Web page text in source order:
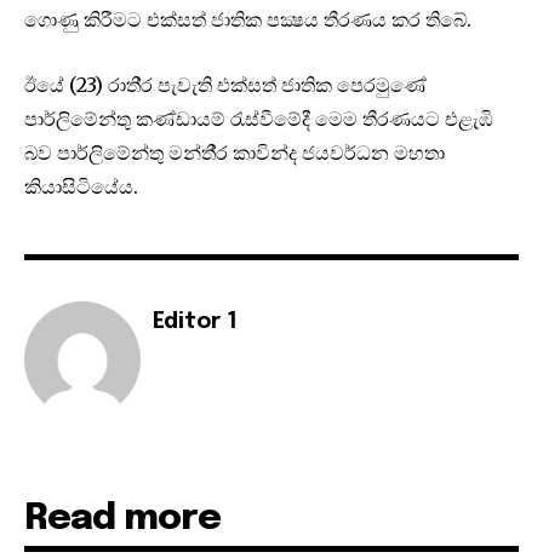
ගොණු කිරීමට එක්සත් ජාතික පක්‍ෂය තීරණය කර තිබේ.
ඊයේ (23) රාති‍්‍ර පැවැති එක්සත් ජාතික පෙරමුණේ
පාර්ලිමේන්තු කණ්ඩායම් රැස්වීමේදී මෙම තීරණයට එළැඹි
බව පාර්ලිමේන්තු මන්තී‍්‍ර කාවින්ද ජයවර්ධන මහතා
කියාසිටියේය.
Editor 1
Read more